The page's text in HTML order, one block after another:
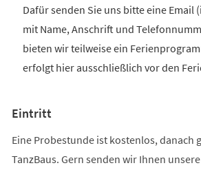
Dafür senden Sie uns bitte eine Email
mit Name, Anschrift und
bieten wir teilweise ein
erfolgt hier ausschließlich vor den
Eintritt
Eine Probestunde ist kostenlos, danach
TanzBaus. Gern senden wir Ihnen